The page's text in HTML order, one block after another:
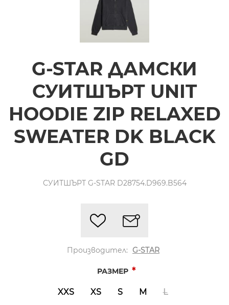
G-STAR ДАМСКИ
СУИТШЪРТ UNIT
HOODIE ZIP RELAXED
SWEATER DK BLACK
GD
СУИТШЪРТ G-STAR D28754.D969.B564
Производител: G-STAR
РАЗМЕР *
XXS XS S M L